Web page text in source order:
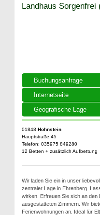
Buchungsanfrage
Internetseite
Geografische Lage
Landhaus Sorgenfrei
01848 Hohnstein
Hauptstraße 45
Telefon: 035975 849280
12 Betten + zusätzlich Aufbettung
Wir laden Sie ein in unser
zentraler Lage in Ehrenberg.
wirken. Erfreuen Sie sich an
ausgestatteten Zimmern. Wir
Ferienwohnungen an. Ideal für